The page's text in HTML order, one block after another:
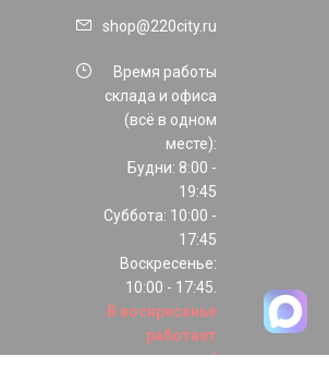
shop@220city.ru
Время работы
склада и офиса
(всё в одном
месте):
Будни: 8:00 -
19:45
Суббота: 10:00 -
17:45
Воскресенье:
10:00 - 17:45.
В воскресенье
работает
только шоурум!